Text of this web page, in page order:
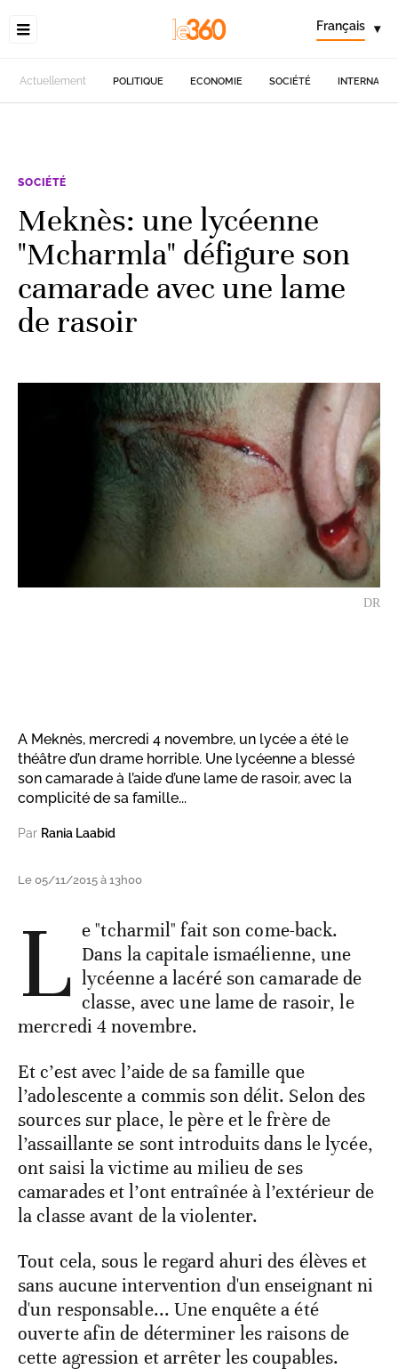
Français ▾
Actuellement POLITIQUE ECONOMIE SOCIÉTÉ
SOCIÉTÉ
Meknès: une lycéenne
"Mcharmla" défigure son
camarade avec une lame
de rasoir
DR
A Meknès, mercredi 4 novembre, un lycée a été le
théâtre d’un drame horrible. Une lycéenne a blessé
son camarade à l’aide d’une lame de rasoir, avec la
complicité de sa famille...
Par Rania Laabid
Le 05/11/2015 à 13h00
L e "tcharmil" fait son come-back.
Dans la capitale ismaélienne, une
lycéenne a lacéré son camarade de
classe, avec une lame de rasoir, le
mercredi 4 novembre.
Et c’est avec l’aide de sa famille que
l’adolescente a commis son délit. Selon des
sources sur place, le père et le frère de
l’assaillante se sont introduits dans le lycée,
ont saisi la victime au milieu de ses
camarades et l’ont entraînée à l’extérieur de
la classe avant de la violenter.
Tout cela, sous le regard ahuri des élèves et
sans aucune intervention d'un enseignant ni
d'un responsable... Une enquête a été
ouverte afin de déterminer les raisons de
cette agression et arrêter les coupables.